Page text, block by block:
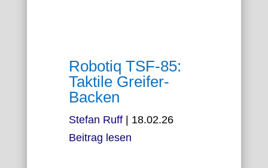
Robotiq TSF-85:
Taktile Greifer-
Backen
Stefan Ruff
18.02.26
Beitrag lesen